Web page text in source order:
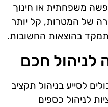
משפחתית או חינוך
של המטרות, קל יותר
בהוצאות החשובות.
לניהול חכם
לסייע בניהול תקציב
לניהול כספים